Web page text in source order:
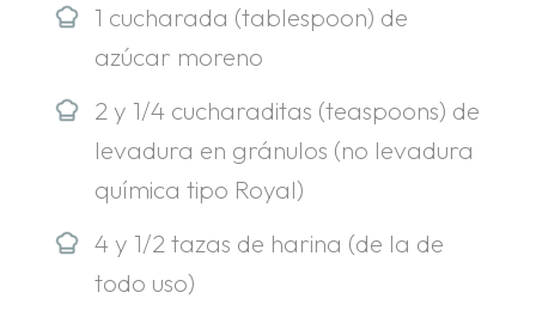
1 cucharada (tablespoon) de
azúcar moreno
2 y 1/4 cucharaditas (teaspoons) de
levadura en gránulos (no levadura
química tipo Royal)
4 y 1/2 tazas de harina (de la de
todo uso)